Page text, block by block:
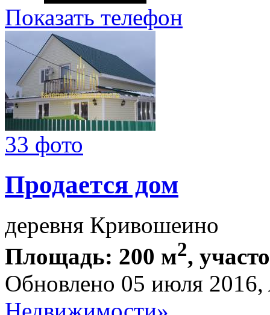
Показать телефон
33 фото
Продается дом
деревня Кривошеино
Площадь: 200 м2,
Обновлено 05 июля 2016,